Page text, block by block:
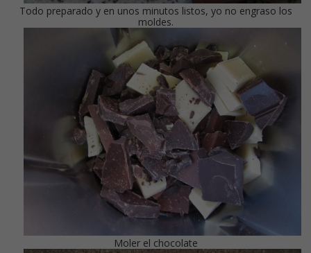
Todo preparado y en unos minutos listos, yo no engraso los
moldes.
Moler el chocolate